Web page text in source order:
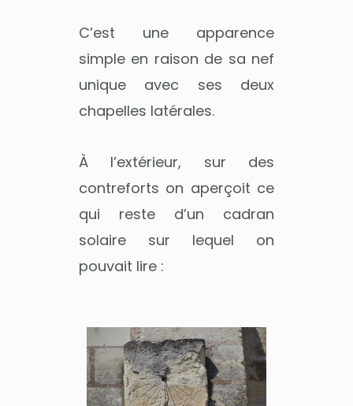
C’est une apparence
simple en raison de sa nef
unique avec ses deux
chapelles latérales.
À l’extérieur, sur des
contreforts on aperçoit ce
qui reste d’un cadran
solaire sur lequel on
pouvait lire :